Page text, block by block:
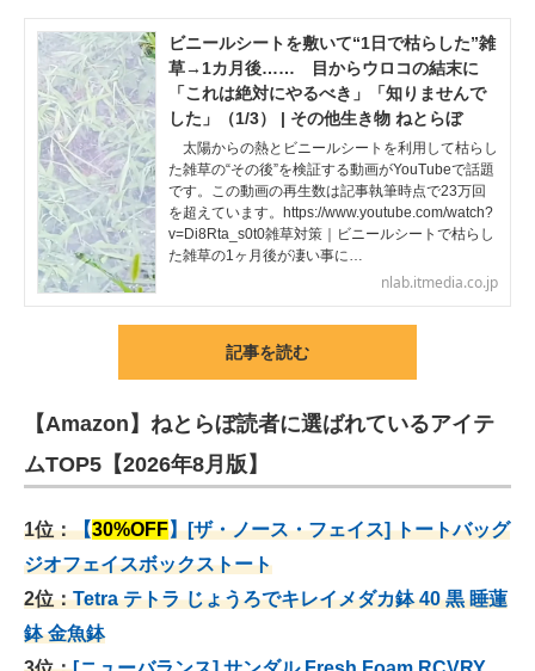
ビニールシートを敷いて“1日で枯らした”雑
草→1カ月後…… 目からウロコの結末に
「これは絶対にやるべき」「知りませんで
した」（1/3） | その他生き物 ねとらぼ
太陽からの熱とビニールシートを利用して枯らし
た雑草の“その後”を検証する動画がYouTubeで話題
です。この動画の再生数は記事執筆時点で23万回
を超えています。https://www.youtube.com/watch?
v=Di8Rta_s0t0雑草対策｜ビニールシートで枯らし
た雑草の1ヶ月後が凄い事に…
nlab.itmedia.co.jp
記事を読む
【Amazon】ねとらぼ読者に選ばれているアイテ
ムTOP5【2026年8月版】
1位：【30%OFF】[ザ・ノース・フェイス] トートバッグ
ジオフェイスボックストート
2位：Tetra テトラ じょうろでキレイメダカ鉢 40 黒 睡蓮
鉢 金魚鉢